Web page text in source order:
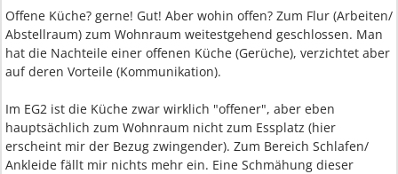
Offene Küche? gerne! Gut! Aber wohin offen? Zum Flur (Arbeiten/
Abstellraum) zum Wohnraum weitestgehend geschlossen. Man
hat die Nachteile einer offenen Küche (Gerüche), verzichtet aber
auf deren Vorteile (Kommunikation).
Im EG2 ist die Küche zwar wirklich "offener", aber eben
hauptsächlich zum Wohnraum nicht zum Essplatz (hier
erscheint mir der Bezug zwingender). Zum Bereich Schlafen/
Ankleide fällt mir nichts mehr ein. Eine Schmähung dieser